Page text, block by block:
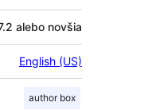
alebo novšia
English (US)
author box